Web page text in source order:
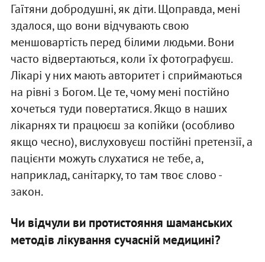
Гаїтяни добродушні, як діти. Щоправда, мені
здалося, що вони відчувають свою
меншовартість перед білими людьми. Вони
часто відвертаються, коли їх фотографуєш.
Лікарі у них мають авторитет і сприймаються
на рівні з Богом. Це те, чому мені постійно
хочеться туди повертатися. Якщо в наших
лікарнях ти працюєш за копійки (особливо
якщо чесно), вислуховуєш постійні претензії, а
пацієнти можуть слухатися не тебе, а,
наприклад, санітарку, то там твоє слово -
закон.
Чи відчули ви протистояння шаманських
методів лікування сучасній медицині?